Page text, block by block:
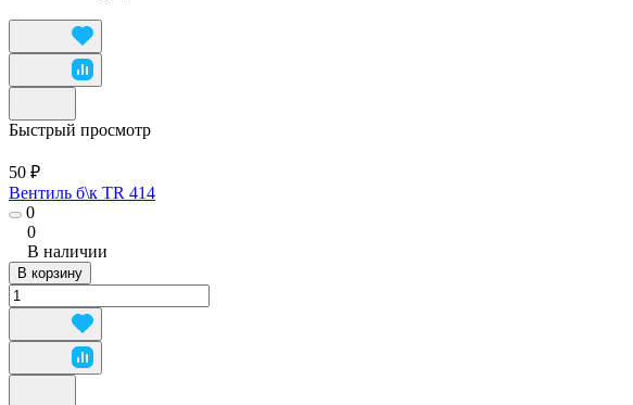
Быстрый просмотр
50 ₽
Вентиль б\к TR 414
0
0
В наличии
В корзину